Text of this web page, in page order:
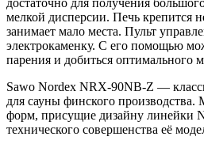
мелкой дисперсии. Печь крепится
занимает мало места. Пульт
электрокаменку. С его помощью
парения и добиться оптимального
Sawo Nordex NRX-90NB-Z —
для сауны финского
форм, присущие дизайну линейки
технического совершенства её